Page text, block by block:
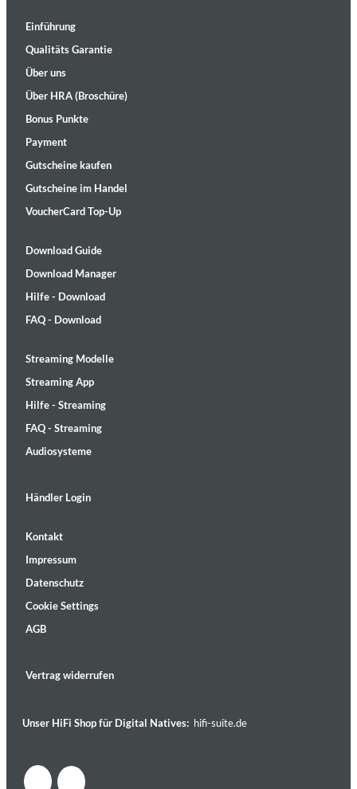
Einführung
Qualitäts Garantie
Über uns
Über HRA (Broschüre)
Bonus Punkte
Payment
Gutscheine kaufen
Gutscheine im Handel
VoucherCard Top-Up
Download Guide
Download Manager
Hilfe - Download
FAQ - Download
Streaming Modelle
Streaming App
Hilfe - Streaming
FAQ - Streaming
Audiosysteme
Händler Login
Kontakt
Impressum
Datenschutz
Cookie Settings
AGB
Vertrag widerrufen
Unser HiFi Shop für Digital Natives: hifi-suite.de